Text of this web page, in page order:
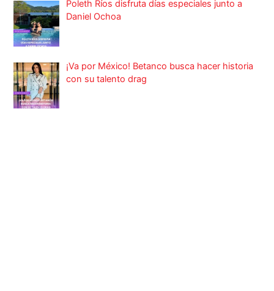
Poleth Ríos disfruta días especiales junto a
Daniel Ochoa
¡Va por México! Betanco busca hacer historia
con su talento drag